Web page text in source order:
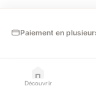
Découvrir
Paiement en